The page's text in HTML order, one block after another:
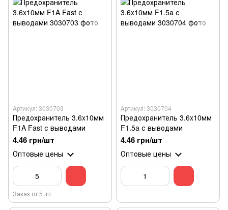
Артикул: 3030703
Предохранитель 3.6x10мм
F1A Fast с выводами
4.46 грн/шт
Оптовые цены
Заказ от 5 шт
Артикул: 3030704
Предохранитель 3.6x10мм
F1.5a с выводами
4.46 грн/шт
Оптовые цены